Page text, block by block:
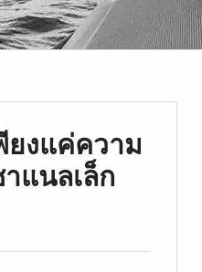
ยงแค่ความ
แนลเล็ก